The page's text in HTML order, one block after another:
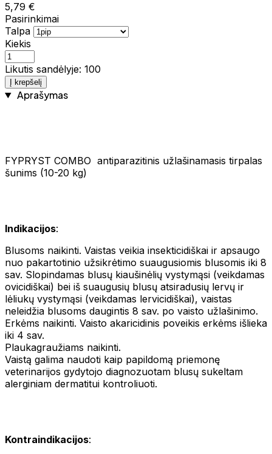
5,79 €
Pasirinkimai
Talpa
Kiekis
Likutis sandėlyje: 100
Į krepšelį
Aprašymas
FYPRYST COMBO antiparazitinis užlašinamasis tirpalas
šunims (10-20 kg)
Indikacijos:
Blusoms naikinti. Vaistas veikia insekticidiškai ir apsaugo
nuo pakartotinio užsikrėtimo suaugusiomis blusomis iki 8
sav. Slopindamas blusų kiaušinėlių vystymąsi (veikdamas
ovicidiškai) bei iš suaugusių blusų atsiradusių lervų ir
lėliukų vystymąsi (veikdamas lervicidiškai), vaistas
neleidžia blusoms daugintis 8 sav. po vaisto užlašinimo.
Erkėms naikinti. Vaisto akaricidinis poveikis erkėms išlieka
iki 4 sav.
Plaukagraužiams naikinti.
Vaistą galima naudoti kaip papildomą priemonę
veterinarijos gydytojo diagnozuotam blusų sukeltam
alerginiam dermatitui kontroliuoti.
Kontraindikacijos: